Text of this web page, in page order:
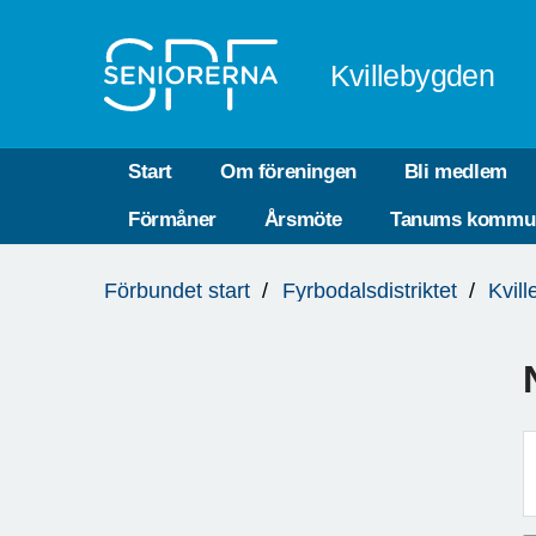
Kvillebygden
Start Om föreningen Bli medlem
Förmåner Årsmöte Tanums
är
Förbundet start Fyrbodalsdistriktet